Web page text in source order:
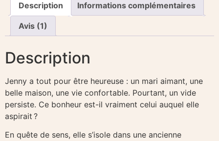
Description Informations complémentaires
Avis (1)
Description
Jenny a tout pour être heureuse : un mari aimant, une
belle maison, une vie confortable. Pourtant, un vide
persiste. Ce bonheur est-il vraiment celui auquel elle
aspirait ?
En quête de sens, elle s’isole dans une ancienne